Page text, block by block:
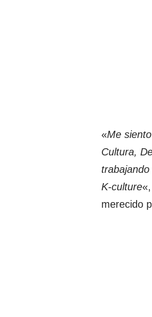
«Me
Cultura,
K-culture
merecido